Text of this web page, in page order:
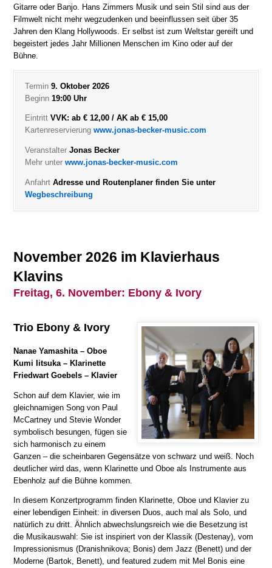
Gitarre oder Banjo. Hans Zimmers Musik und sein Stil sind aus der
Filmwelt nicht mehr wegzudenken und beeinflussen seit über 35
Jahren den Klang Hollywoods. Er selbst ist zum Weltstar gereift und
begeistert jedes Jahr Millionen Menschen im Kino oder auf der
Bühne.
Termin9. Oktober 2026
Beginn19:00 Uhr
EintrittVVK: ab € 12,00 / AK ab € 15,00
Kartenreservierungwww.jonas-becker-music.com
VeranstalterJonas Becker
Mehr unterwww.jonas-becker-music.com
AnfahrtAdresse und Routenplaner finden Sie unter
Wegbeschreibung
November 2026 im Klavierhaus
Klavins
Freitag, 6. November: Ebony & Ivory
Trio Ebony & Ivory
Nanae Yamashita – Oboe
Kumi Iitsuka – Klarinette
Friedwart Goebels – Klavier
Schon auf dem Klavier, wie im
gleichnamigen Song von Paul
McCartney und Stevie Wonder
symbolisch besungen, fügen sie
sich harmonisch zu einem
Ganzen – die scheinbaren Gegensätze von schwarz und weiß. Noch
deutlicher wird das, wenn Klarinette und Oboe als Instrumente aus
Ebenholz auf die Bühne kommen.
In diesem Konzertprogramm finden Klarinette, Oboe und Klavier zu
einer lebendigen Einheit: in diversen Duos, auch mal als Solo, und
natürlich zu dritt. Ähnlich abwechslungsreich wie die Besetzung ist
die Musikauswahl: Sie ist inspiriert von der Klassik (Destenay), vom
Impressionismus (Dranishnikova; Bonis) dem Jazz (Benett) und der
Moderne (Bartok, Benett), und featured zudem mit Mel Bonis eine